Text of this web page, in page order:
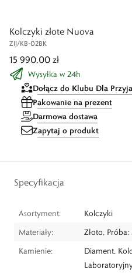
Kolczyki złote Nuova
ZIJ/KB-02BK
15 990,00 zł
Wysyłka w 24h
Dołącz do Klubu Dla
Pakowanie na prezent
Darmowa dostawa
Zapytaj o produkt
Specyfikacja
Asortyment:
Kolczyki
Materiały:
Złoto,
Kamienie:
Diament,